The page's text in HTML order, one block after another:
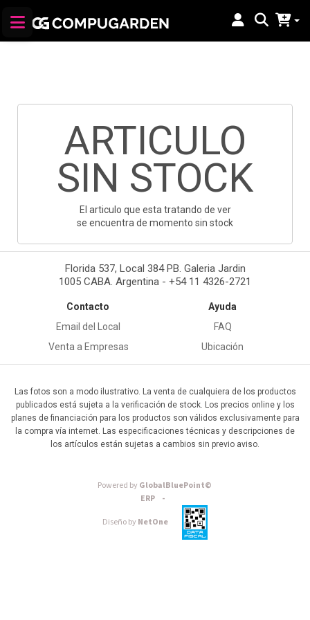
ARTICULO
SIN STOCK
El articulo que esta tratando de ver
se encuentra de momento sin stock
Florida 537, Local 384 PB. Galeria Jardin
1005 CABA. Argentina - +54 11 4326-2721
Contacto
Email del Local
Venta a Empresas
Ayuda
FAQ
Ubicación
Las fotos son a modo ilustrativo. La venta de cualquiera de los productos
publicados está sujeta a la verificación de stock. Los precios online y los
planes de financiación para los productos son válidos exclusivamente para
la compra vía internet. Las especificaciones técnicas y descripciones de
los artículos están sujetas a cambios sin previo aviso.
Powered byGlobalBluePoint©
ERP -
Diseño byNetOne